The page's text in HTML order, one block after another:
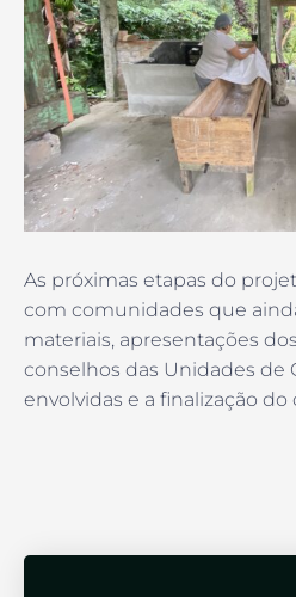
As próximas etapas do
com comunidades que
materiais, apresentações
conselhos das Unidades de
envolvidas e a finalização